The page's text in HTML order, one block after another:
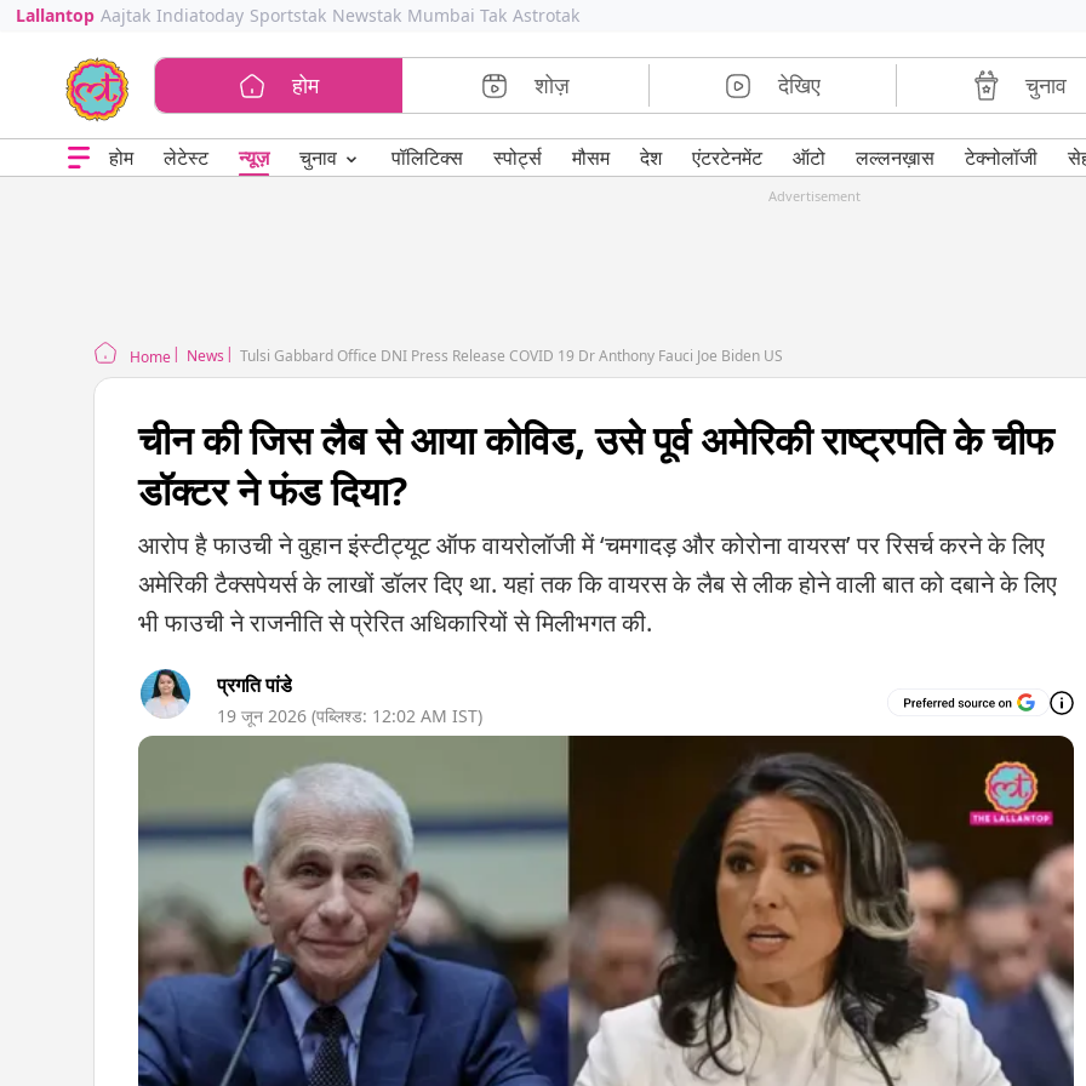
Lallantop Aajtak Indiatoday Sportstak Newstak Mumbai Tak Astrotak
होम शोज़ देखिए चुनाव
होम लेटेस्ट न्यूज़ चुनाव ⌄ पॉलिटिक्स स्पोर्ट्स मौसम देश एंटरटेनमेंट ऑटो लल्लनख़ास टेक्नोलॉजी
Advertisement
Home News Tulsi Gabbard Office DNI Press Release COVID 19 Dr Anthony Fauci Joe Biden US
चीन की जिस लैब से आया कोविड, उसे पूर्व अमेरिकी राष्ट्रपति के चीफ
डॉक्टर ने फंड दिया?
आरोप है फाउची ने वुहान इंस्टीट्यूट ऑफ वायरोलॉजी में ‘चमगादड़ और कोरोना वायरस’ पर रिसर्च करने के लिए
अमेरिकी टैक्सपेयर्स के लाखों डॉलर दिए था. यहां तक कि वायरस के लैब से लीक होने वाली बात को दबाने के लिए
भी फाउची ने राजनीति से प्रेरित अधिकारियों से मिलीभगत की.
प्रगति पांडे
19 जून 2026 (पब्लिश्ड: 12:02 AM IST)